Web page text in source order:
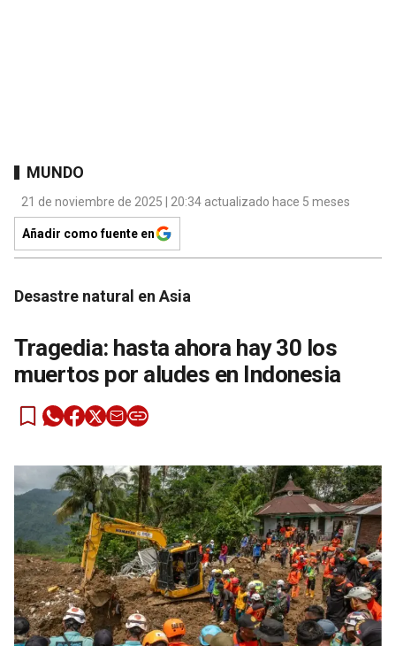
MUNDO
21 de noviembre de 2025 | 20:34 actualizado hace 5 meses
Añadir como fuente en
Desastre natural en Asia
Tragedia: hasta ahora hay 30 los
muertos por aludes en Indonesia